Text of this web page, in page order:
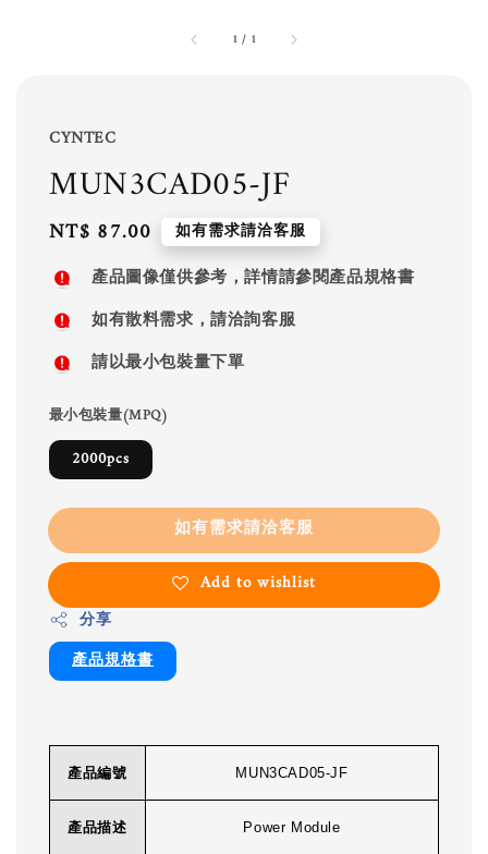
1 / 1
CYNTEC
MUN3CAD05-JF
Regular
price
NT$ 87.00 如有需求請洽客服
產品圖像僅供參考，詳情請參閱產品規格書
如有散料需求，請洽詢客服
請以最小包裝量下單
最小包裝量(MPQ)
2000pcs
如有需求請洽客服
Add to wishlist
分享
產品規格書
產品編號 MUN3CAD05-JF
產品描述 Power Module